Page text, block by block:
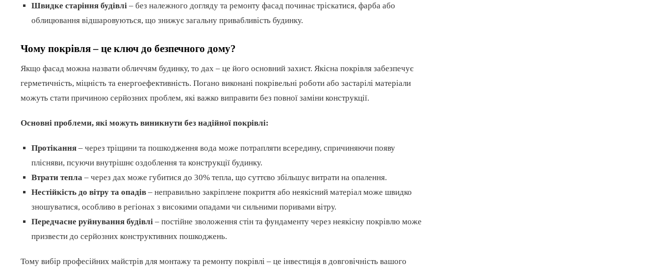
Швидке старіння будівлі – без належного догляду та ремонту фасад починає тріскатися, фарба або
облицювання відшаровуються, що знижує загальну привабливість будинку.
Чому покрівля – це ключ до безпечного дому?
Якщо фасад можна назвати обличчям будинку, то дах – це його основний захист. Якісна покрівля забезпечує
герметичність, міцність та енергоефективність. Погано виконані покрівельні роботи або застарілі матеріали
можуть стати причиною серйозних проблем, які важко виправити без повної заміни конструкції.
Основні проблеми, які можуть виникнути без надійної покрівлі:
Протікання – через тріщини та пошкодження вода може потрапляти всередину, спричиняючи появу
плісняви, псуючи внутрішнє оздоблення та конструкції будинку.
Втрати тепла – через дах може губитися до 30% тепла, що суттєво збільшує витрати на опалення.
Нестійкість до вітру та опадів – неправильно закріплене покриття або неякісний матеріал може швидко
зношуватися, особливо в регіонах з високими опадами чи сильними поривами вітру.
Передчасне руйнування будівлі – постійне зволоження стін та фундаменту через неякісну покрівлю може
призвести до серйозних конструктивних пошкоджень.
Тому вибір професійних майстрів для монтажу та ремонту покрівлі – це інвестиція в довговічність вашого